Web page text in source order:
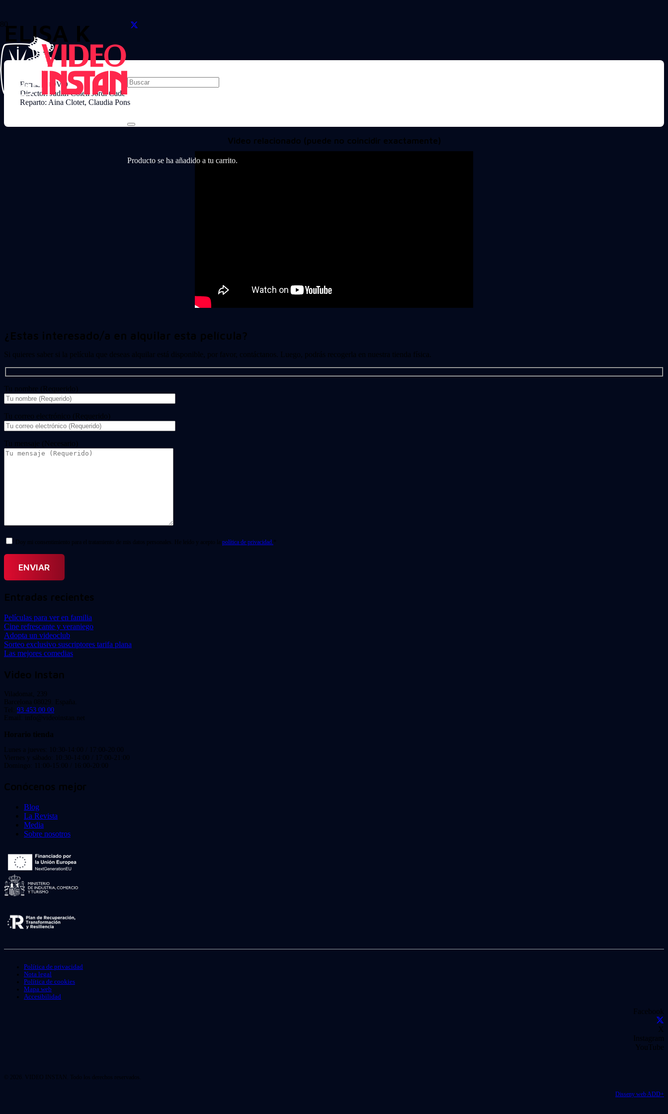
Producto se ha añadido a tu carrito.
ELISA K
Formato: DVD
Director: Judith Colell Jordi Cade
Reparto: Aina Clotet, Claudia Pons
Video relacionado (puede no coincidir exactamente)
¿Estas interesado/a en alquilar esta película?
Si quieres saber si la película que deseas alquilar está disponible, por favor, contáctanos. Luego, podrás recogerla en nuestra tienda física.
Tu nombre (Requerido)
Tu correo electrónico (Requerido)
Tu mensaje (Necesario)
Doy mi consentimiento para el tratamiento de mis datos personales. He leído y acepto la política de privacidad. *
Entradas recientes
Películas para ver en familia
Cine refrescante y veraniego
Adopta un videoclub
Sorteo exclusivo suscriptores tarifa plana
Las mejores comedias
Video Instan
Viladomat, 239
Barcelona 08029. España.
Tel: 93 453 00 00
Email: info@videoinstan.net
Horario tienda
Lunes a jueves: 10:30-14:00 / 17:00-20:00
Viernes y sábado: 10:30-14:00 / 17:00-21:00
Domingo: 11:00-15:00 / 16:00-20:00
Conócenos mejor
Blog
La Revista
Media
Sobre nosotros
Política de privacidad
Nota legal
Política de cookies
Mapa web
Accesibilidad
Facebook
X
Instagram
YouTube
© 2026. VIDEO INSTAN. Todo los derechos reservados.
Disseny web ADD+